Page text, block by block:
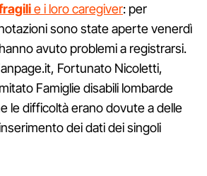
e i loro caregiver: per
sono state aperte venerdì
avuto problemi a registrarsi.
Fortunato Nicoletti,
Famiglie disabili lombarde
le difficoltà erano dovute a delle
dei dati dei singoli